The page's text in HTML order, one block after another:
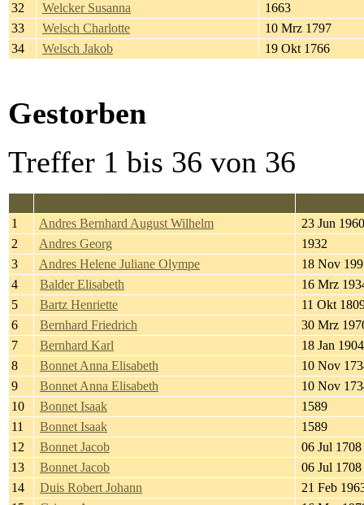
32
Welcker Susanna
1663
33
Welsch Charlotte
10 Mrz 1797
34
Welsch Jakob 19 Okt 1766
Gestorben
Treffer 1 bis 36 von 36
1
Andres Bernhard August Wilhelm
23 Jun 1960
2
Andres Georg
1932
3
Andres Helene Juliane Olympe
18 Nov
4
Balder Elisabeth
16 Mrz
5
Bartz Henriette
11 Okt
6
Bernhard Friedrich
30 Mrz
7
Bernhard Karl
18 Jan 1904
8
Bonnet Anna Elisabeth
10 Nov
9
Bonnet Anna Elisabeth
10 Nov
10
Bonnet Isaak
1589
11
Bonnet Isaak
1589
12
Bonnet Jacob
06 Jul 1708
13
Bonnet Jacob
06 Jul 1708
14
Duis Robert Johann
21 Feb